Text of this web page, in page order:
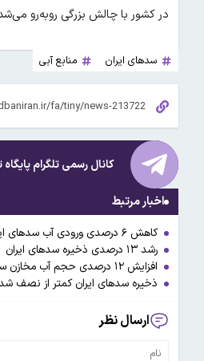
در کشور با چالش بزرگی روبه‌رو
سدهای ایران منابع آبی
کانال رسمی تلگرام
اخبار مرتبط
کاهش ۶ درصدی ورودی آب سدهای ایران
رشد ۱۳ درصدی ذخیره سدهای ایران
افزایش ۱۲ درصدی حجم آب مخازن سدهای ایران
ذخیره سدهای ایران کمتر از نصف
ارسال نظر